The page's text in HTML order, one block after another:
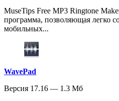
MuseTips Free MP3 Ringtone
программа, позволяющая легко
мобильных...
WavePad
Версия 17.16 — 1.3 Мб